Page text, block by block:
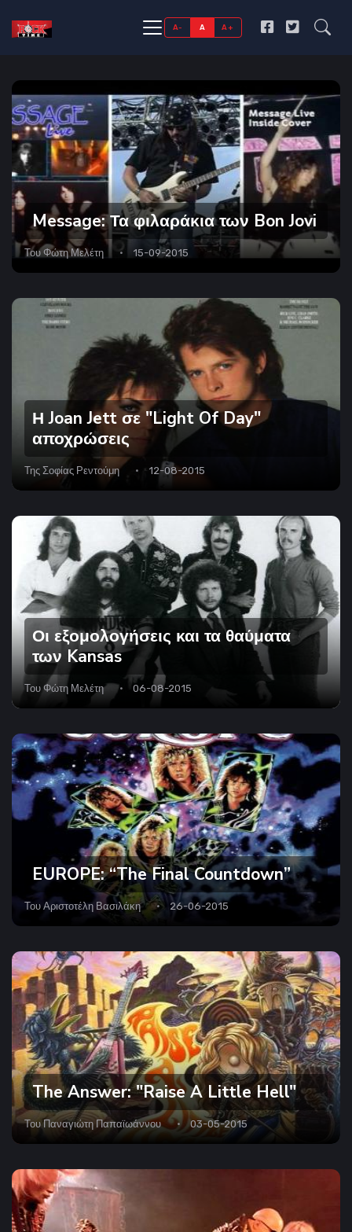
A- A A+
Message: Τα φιλαράκια των Bon Jovi
Του Φώτη Μελέτη 15-09-2015
Η Joan Jett σε "Light Of Day"
αποχρώσεις
Της Σοφίας Ρεντούμη 12-08-2015
Οι εξομολογήσεις και τα θαύματα
των Kansas
Του Φώτη Μελέτη 06-08-2015
EUROPE: “The Final Countdown”
Του Αριστοτέλη Βασιλάκη 26-06-2015
The Answer: "Raise A Little Hell"
Του Παναγιώτη Παπαϊωάννου 03-05-2015